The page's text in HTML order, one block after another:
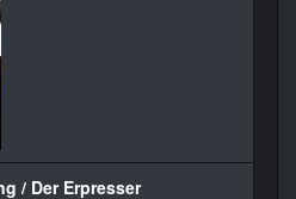
/ Der Erpresser